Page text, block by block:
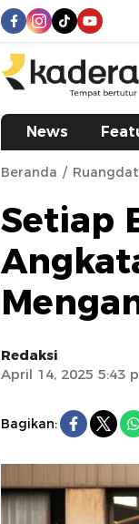
kadera.id
Tempat bertutur
News
Beranda
Setiap
Redaksi
April 14, 2025 5:43
Bagikan: